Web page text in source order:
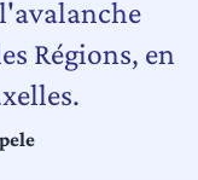
Régions, en